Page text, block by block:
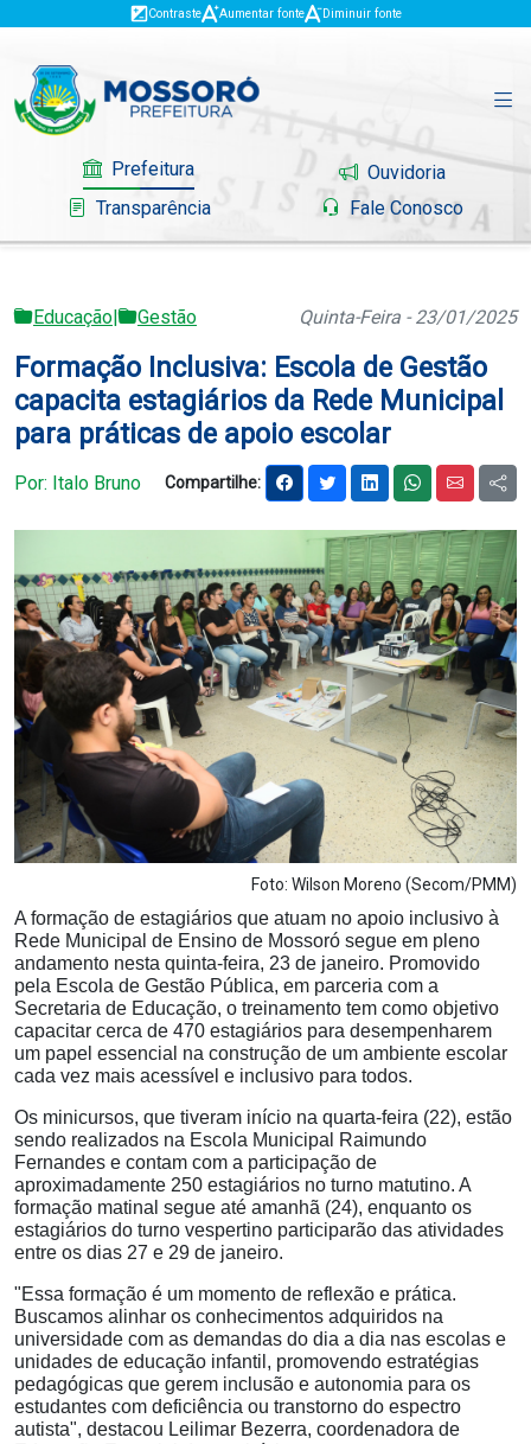
Contraste Aumentar fonte Diminuir fonte
Prefeitura
Ouvidoria
Transparência
Fale Conosco
Governo
Mossoró
Serviços
Carta de Serviço
PESQUISAR
Educação| Gestão Quinta-Feira - 23/01/2025
Formação Inclusiva: Escola de Gestão
capacita estagiários da Rede Municipal
para práticas de apoio escolar
Por: Italo Bruno Compartilhe:
Foto: Wilson Moreno (Secom/PMM)
A formação de estagiários que atuam no apoio inclusivo à
Rede Municipal de Ensino de Mossoró segue em pleno
andamento nesta quinta-feira, 23 de janeiro. Promovido
pela Escola de Gestão Pública, em parceria com a
Secretaria de Educação, o treinamento tem como objetivo
capacitar cerca de 470 estagiários para desempenharem
um papel essencial na construção de um ambiente escolar
cada vez mais acessível e inclusivo para todos.
Os minicursos, que tiveram início na quarta-feira (22), estão
sendo realizados na Escola Municipal Raimundo
Fernandes e contam com a participação de
aproximadamente 250 estagiários no turno matutino. A
formação matinal segue até amanhã (24), enquanto os
estagiários do turno vespertino participarão das atividades
entre os dias 27 e 29 de janeiro.
"Essa formação é um momento de reflexão e prática.
Buscamos alinhar os conhecimentos adquiridos na
universidade com as demandas do dia a dia nas escolas e
unidades de educação infantil, promovendo estratégias
pedagógicas que gerem inclusão e autonomia para os
estudantes com deficiência ou transtorno do espectro
autista", destacou Leilimar Bezerra, coordenadora de